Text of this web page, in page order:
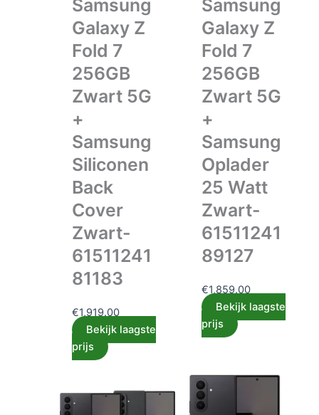
Samsung
Galaxy Z
Fold 7
256GB
Zwart 5G
+
Samsung
Siliconen
Back
Cover
Zwart-
61511241
81183
€1,919.00
Bekijk laagste
prijs
Samsung
Galaxy Z
Fold 7
256GB
Zwart 5G
+
Samsung
Oplader
25 Watt
Zwart-
61511241
89127
€1,859.00
Bekijk laagste
prijs